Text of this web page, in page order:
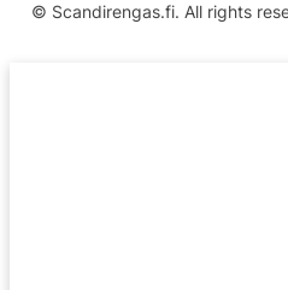
© Scandirengas.fi. All rights